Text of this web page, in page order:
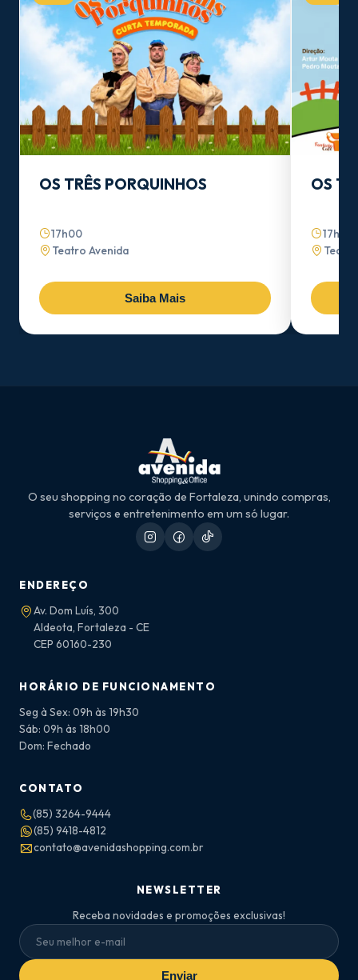
OS TRÊS PORQUINHOS
17h00
Teatro Avenida
Saiba Mais
OS
17h00
O seu shopping no coração de Fortaleza, unindo compras,
serviços e entretenimento em um só lugar.
ENDEREÇO
Av. Dom Luís, 300
Aldeota, Fortaleza - CE
CEP 60160-230
HORÁRIO DE FUNCIONAMENTO
Seg à Sex: 09h às 19h30
Sáb: 09h às 18h00
Dom: Fechado
CONTATO
(85) 3264-9444
(85) 9418-4812
contato@avenidashopping.com.br
NEWSLETTER
Receba novidades e promoções exclusivas!
Enviar